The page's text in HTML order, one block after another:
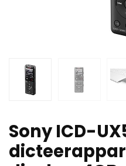
Sony ICD-